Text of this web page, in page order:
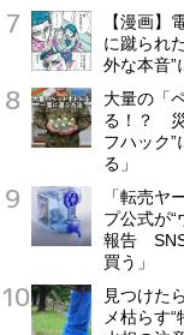
【漫画】
に蹴られ
外な本音”
大量の「
る！？ 災
フハック
る」
「転売ヤ
プ公式が“
報告 SNS
買う」
見つけた
メ枯らす